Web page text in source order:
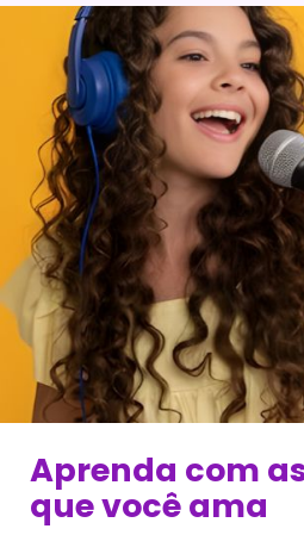
Aprenda com
que você ama